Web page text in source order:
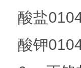
酸盐
酸钾